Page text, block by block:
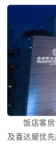
饭店客房
及喜达屋优